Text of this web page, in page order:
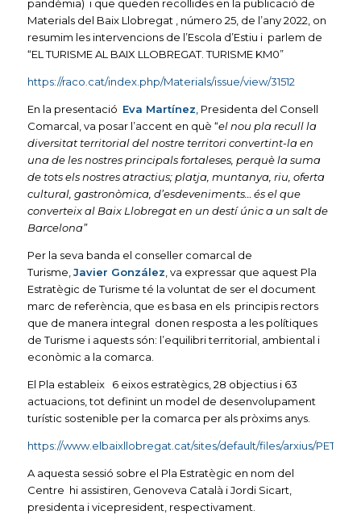
pandèmia) i que queden recollides en la publicació de
Materials del Baix Llobregat , número 25, de l’any 2022, on
resumim les intervencions de l’Escola d’Estiu i parlem de
“EL TURISME AL BAIX LLOBREGAT. TURISME KM0”
https://raco.cat/index.php/Materials/issue/view/31512
En la presentació Eva Martínez , Presidenta del Consell
Comarcal, va posar l’accent en què “el nou pla recull la
diversitat territorial del nostre territori convertint-la en
una de les nostres principals fortaleses, perquè la suma
de tots els nostres atractius; platja, muntanya, riu, oferta
cultural, gastronòmica, d’esdeveniments… és el que
converteix al Baix Llobregat en un destí únic a un salt de
Barcelona”
Per la seva banda el conseller comarcal de
Turisme, Javier González , va expressar que aquest Pla
Estratègic de Turisme té la voluntat de ser el document
marc de referència, que es basa en els principis rectors
que de manera integral donen resposta a les polítiques
de Turisme i aquests són: l’equilibri territorial, ambiental i
econòmic a la comarca.
El Pla estableix 6 eixos estratègics, 28 objectius i 63
actuacions, tot definint un model de desenvolupament
turístic sostenible per la comarca per als pròxims anys.
https://www.elbaixllobregat.cat/sites/default/files/arxius/
A aquesta sessió sobre el Pla Estratègic en nom del
Centre hi assistiren, Genoveva Català i Jordi Sicart,
presidenta i vicepresident, respectivament.